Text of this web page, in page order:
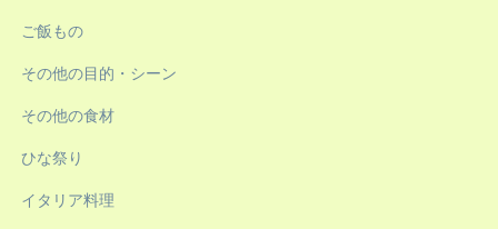
ご飯もの
その他の目的・シーン
その他の食材
ひな祭り
イタリア料理